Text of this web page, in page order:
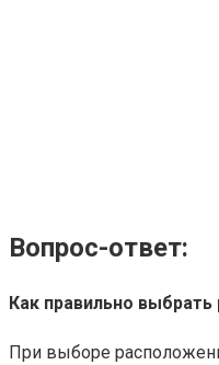
Вопрос-ответ:
Как правильно
При выборе